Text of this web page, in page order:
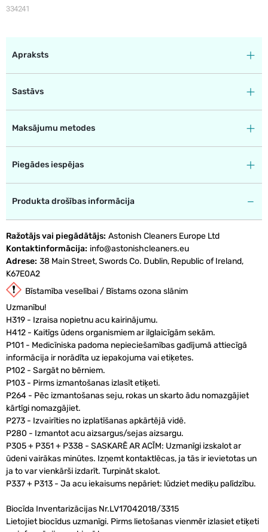
334241
Apraksts
Sastāvs
Maksājumu metodes
Piegādes iespējas
Produkta drošības informācija
Ražotājs vai piegādātājs Astonish Cleaners Europe Ltd
Kontaktinformācija info@astonishcleaners.eu
Adrese 38 Main Street, Swords Co. Dublin, Republic of Ireland,
K67E0A2
Bīstamība veselībai / Bīstams ozona slānim
Uzmanību!
H319 - Izraisa nopietnu acu kairinājumu.
H412 - Kaitīgs ūdens organismiem ar ilglaicīgām sekām.
P101 - Medicīniska padoma nepieciešamības gadījumā attiecīgā
informācija ir norādīta uz iepakojuma vai etiķetes.
P102 - Sargāt no bērniem.
P103 - Pirms izmantošanas izlasīt etiķeti.
P264 - Pēc izmantošanas seju, rokas un skarto ādu nomazgājiet
kārtīgi nomazgājiet.
P273 - Izvairīties no izplatīšanas apkārtējā vidē.
P280 - Izmantot acu aizsargus/sejas aizsargu.
P305 + P351 + P338 - SASKARĒ AR ACĪM: Uzmanīgi izskalot ar
ūdeni vairākas minūtes. Izņemt kontaktlēcas, ja tās ir ievietotas un
ja to var vienkārši izdarīt. Turpināt skalot.
P337 + P313 - Ja acu iekaisums nepāriet: lūdziet mediķu palīdzību.
Biocīda Inventarizācijas Nr.LV17042018/3315
Lietojiet biocīdus uzmanīgi. Pirms lietošanas vienmēr izlasiet etiķeti